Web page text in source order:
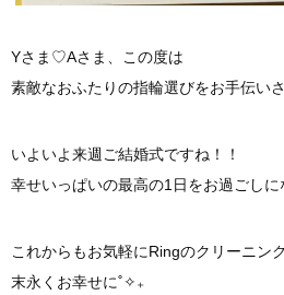
Yさま♡Aさま、この度は
素敵なおふたりの指輪選びをお手伝い
いよいよ来週ご結婚式ですね！！
幸せいっぱいの最高の1日をお過ごし
これからもお気軽にRingのクリーニン
末永くお幸せに˚✧₊